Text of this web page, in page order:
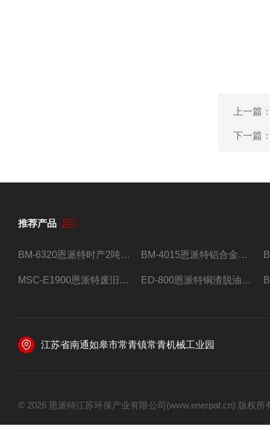
上一篇
下一篇
推荐产品
BM-6320恩派特时产2吨合金钢屑压饼机 BM-4015恩派特铝合金屑压饼机 脱油效果好
MSC-E1900恩派特废旧锂电池极片破碎处理设备 ED-800恩派特铜渣脱油机废铜屑铝屑甩油机
江苏省南通如皋市常青镇常青机械工业园
© 2026 恩派特江苏环保产业有限公司(www.enerpat.cn) 版权